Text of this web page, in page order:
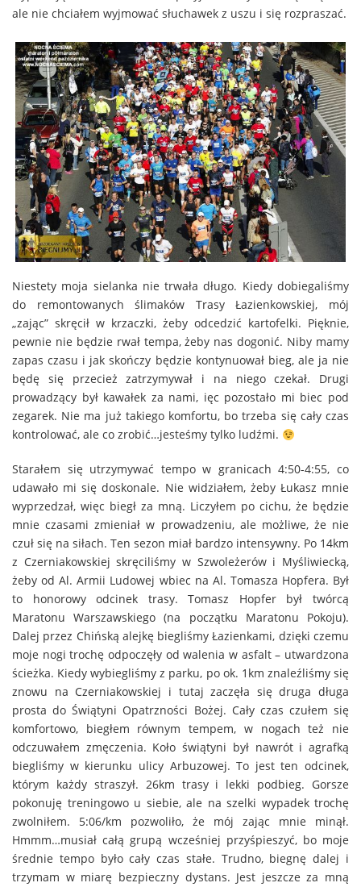
ale nie chciałem wyjmować słuchawek z uszu i się rozpraszać.
Niestety moja sielanka nie trwała długo. Kiedy dobiegaliśmy
do remontowanych ślimaków Trasy Łazienkowskiej, mój
„zając” skręcił w krzaczki, żeby odcedzić kartofelki. Pięknie,
pewnie nie będzie rwał tempa, żeby nas dogonić. Niby mamy
zapas czasu i jak skończy będzie kontynuował bieg, ale ja nie
będę się przecież zatrzymywał i na niego czekał. Drugi
prowadzący był kawałek za nami, ięc pozostało mi biec pod
zegarek. Nie ma już takiego komfortu, bo trzeba się cały czas
kontrolować, ale co zrobić…jesteśmy tylko ludźmi.
Starałem się utrzymywać tempo w granicach 4:50-4:55, co
udawało mi się doskonale. Nie widziałem, żeby Łukasz mnie
wyprzedzał, więc biegł za mną. Liczyłem po cichu, że będzie
mnie czasami zmieniał w prowadzeniu, ale możliwe, że nie
czuł się na siłach. Ten sezon miał bardzo intensywny. Po 14km
z Czerniakowskiej skręciliśmy w Szwoleżerów i Myśliwiecką,
żeby od Al. Armii Ludowej wbiec na Al. Tomasza Hopfera. Był
to honorowy odcinek trasy. Tomasz Hopfer był twórcą
Maratonu Warszawskiego (na początku Maratonu Pokoju).
Dalej przez Chińską alejkę biegliśmy Łazienkami, dzięki czemu
moje nogi trochę odpoczęły od walenia w asfalt – utwardzona
ścieżka. Kiedy wybiegliśmy z parku, po ok. 1km znaleźliśmy się
znowu na Czerniakowskiej i tutaj zaczęła się druga długa
prosta do Świątyni Opatrzności Bożej. Cały czas czułem się
komfortowo, biegłem równym tempem, w nogach też nie
odczuwałem zmęczenia. Koło świątyni był nawrót i agrafką
biegliśmy w kierunku ulicy Arbuzowej. To jest ten odcinek,
którym każdy straszył. 26km trasy i lekki podbieg. Gorsze
pokonuję treningowo u siebie, ale na szelki wypadek trochę
zwolniłem. 5:06/km pozwoliło, że mój zając mnie minął.
Hmmm…musiał całą grupą wcześniej przyśpieszyć, bo moje
średnie tempo było cały czas stałe. Trudno, biegnę dalej i
trzymam w miarę bezpieczny dystans. Jest jeszcze za mną